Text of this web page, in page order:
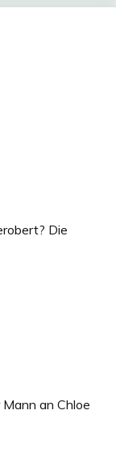
Die
an Chloe